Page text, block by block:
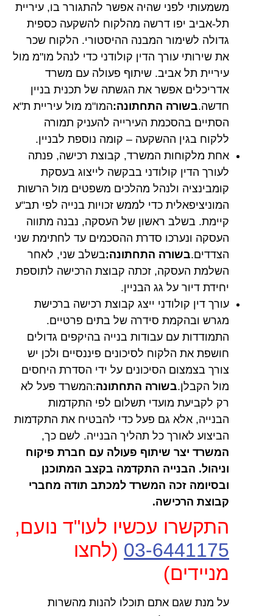
משמעותי לפני שהיה אפשר להתגורר בו, עיריית
תל-אביב יפו דרשה מהלקוח להשקעה כספית
גדולה לשימור המבנה ההיסטורי. הלקוח שכר
את שירותי עורך הדין קולודני כדי לנהל מו"מ מול
עיריית תל אביב. שיתוף פעולה עם משרד
אדריכלים אפשר את הגשתה של תכנית בניין
חדשה.בשורה התחתונה:המו"מ מול עיריית ת"א
הסתיים בהסכמת העירייה להעניק תמורה
ללקוח בגין ההשקעה – קומה נוספת לבניין.
אחת מלקוחות המשרד, קבוצת רכישה, פנתה
לעורך הדין קולודני בבקשה לייצוג בעסקת
קומבינציה ולנהל מהלכים משפטים מול הרשות
המוניציפאלית כדי לממש זכויות בנייה לפי תב"ע
קיימת. בשלב ראשון של העסקה, נבנה מתווה
העסקה ונערכו סדרת ההסכמים עד לחתימת שני
הצדדים.בשורה התחתונה:בשלב שני, לאחר
השלמת העסקה, זכתה קבוצת הרכישה לתוספת
יחידת דיור על גג הבניין.
עורך דין קולודני ייצג קבוצת רכישה ברכישת
מגרש ובהקמת סידרה של בתים פרטיים.
התמודדות עם עבודות בנייה בהיקפים גדולים
חושפת את הלקוח לסיכונים פיננסיים ולכן יש
צורך בצמצום הסיכונים על ידי הסדרת היחסים
מול הקבלן.בשורה התחתונה:המשרד פעל לא
רק לקביעת מועדי תשלום לפי התקדמות
הבנייה, אלא גם פעל כדי להבטיח את התקדמות
הביצוע לאורך כל תהליך הבנייה. לשם כך,
המשרד יצר שיתוף פעולה עם חברת פיקוח
וניהול. הבנייה התקדמה בקצב המתוכנן
ובסיומה זכה המשרד למכתב תודה מחברי
קבוצת הרכישה.
התקשרו עכשיו לעו"ד נועם,
03-6441175 (לחצו
מניידים)
על מנת שגם אתם תוכלו להנות מהשרות